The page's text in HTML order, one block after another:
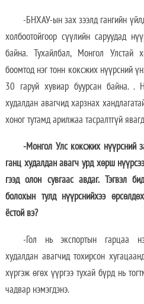
-БНХАУ-ын зах зээлд гангийн
холбоотойгоор сүүлийн саруудад
байна. Тухайлбал, Монгол
боомтод нэг тонн коксжих нүүрсний
30 гаруй хувиар буурсан байна. .
худалдан авагчид харзнах
хоног тутамд арилжаа тасралтгүй
-Монгол Улс коксжих нүүрсний
ганц худалдан авагч урд хөрш
гээд олон сувгаас авдаг. Тэгвэл
болохын тулд нүүрснийхээ
ёстой вэ?
-Гол нь экспортын гарцаа
худалдан авагчид тохирсон
хүргэж өгөх үүргээ тухай бүрд нь
чадвар нэмэгдэнэ.